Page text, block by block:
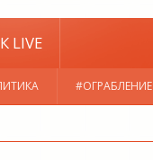
LIVE
#ОГРАБЛЕНИЕ